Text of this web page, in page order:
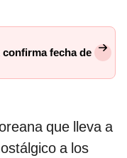
fecha de
que lleva a
a los